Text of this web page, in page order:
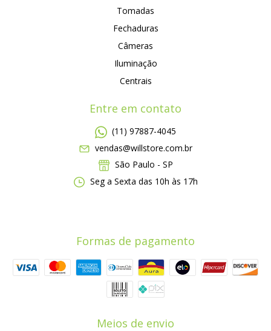
Tomadas
Fechaduras
Câmeras
Iluminação
Centrais
Entre em contato
(11) 97887-4045
vendas@willstore.com.br
São Paulo - SP
Seg a Sexta das 10h às 17h
Formas de pagamento
Meios de envio